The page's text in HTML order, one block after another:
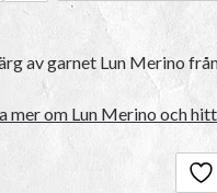
av garnet Lun Merino
mer om Lun Merino och